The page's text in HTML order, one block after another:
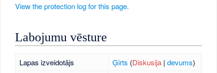
View the protection log for this page.
Labojumu vēsture
Lapas izveidotājs Ģirts (Diskusija| devums)